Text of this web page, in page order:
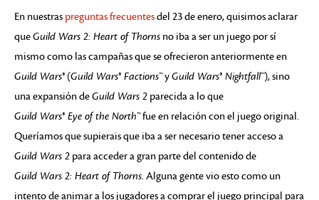
En nuestras preguntas frecuentesdel 23 de enero, quisimos aclarar
queGuild Wars 2: Heart of Thorns no iba a ser un juego por sí
mismo como las campañas que se ofrecieron anteriormente en
Guild Wars® (Guild Wars® Factions™yGuild Wars® Nightfall™), sino
una expansión deGuild Wars 2 parecida a lo que
Guild Wars® Eye of the North™fue en relación con el juego original.
Queríamos que supierais que iba a ser necesario tener acceso a
Guild Wars 2 para acceder a gran parte del contenido de
Guild Wars 2: Heart of Thorns. Alguna gente vio esto como un
intento de animar a los jugadores a comprar el juego principal para